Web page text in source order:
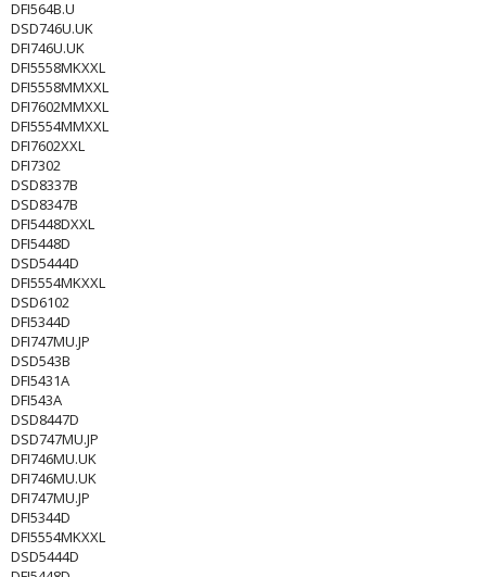
DFI564B.U
DSD746U.UK
DFI746U.UK
DFI5558MKXXL
DFI5558MMXXL
DFI7602MMXXL
DFI5554MMXXL
DFI7602XXL
DFI7302
DSD8337B
DSD8347B
DFI5448DXXL
DFI5448D
DSD5444D
DFI5554MKXXL
DSD6102
DFI5344D
DFI747MU.JP
DSD543B
DFI5431A
DFI543A
DSD8447D
DSD747MU.JP
DFI746MU.UK
DFI746MU.UK
DFI747MU.JP
DFI5344D
DFI5554MKXXL
DSD5444D